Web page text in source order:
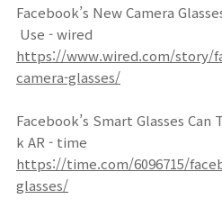
Facebook’s New Camera
Use - wired
https://www.wired.com/story/
camera-glasses/
Facebook’s Smart Glasses Can
k AR - time
https://time.com/6096715/
glasses/